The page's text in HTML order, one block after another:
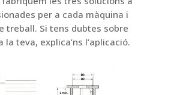
per a cada màquina i
treball. Si tens dubtes sobre
la teva, explica’ns l’aplicació.